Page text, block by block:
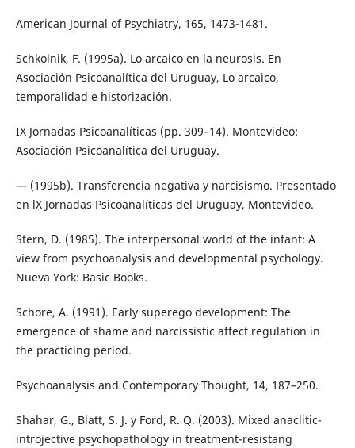
American Journal of Psychiatry, 165, 1473-1481.
Schkolnik, F. (1995a). Lo arcaico en la neurosis. En
Asociación Psicoanalítica del Uruguay, Lo arcaico,
temporalidad e historización.
IX Jornadas Psicoanalíticas (pp. 309–14). Montevideo:
Asociación Psicoanalítica del Uruguay.
— (1995b). Transferencia negativa y narcisismo. Presentado
en lX Jornadas Psicoanalíticas del Uruguay, Montevideo.
Stern, D. (1985). The interpersonal world of the infant: A
view from psychoanalysis and developmental psychology.
Nueva York: Basic Books.
Schore, A. (1991). Early superego development: The
emergence of shame and narcissistic affect regulation in
the practicing period.
Psychoanalysis and Contemporary Thought, 14, 187–250.
Shahar, G., Blatt, S. J. y Ford, R. Q. (2003). Mixed anaclitic-
introjective psychopathology in treatment-resistang